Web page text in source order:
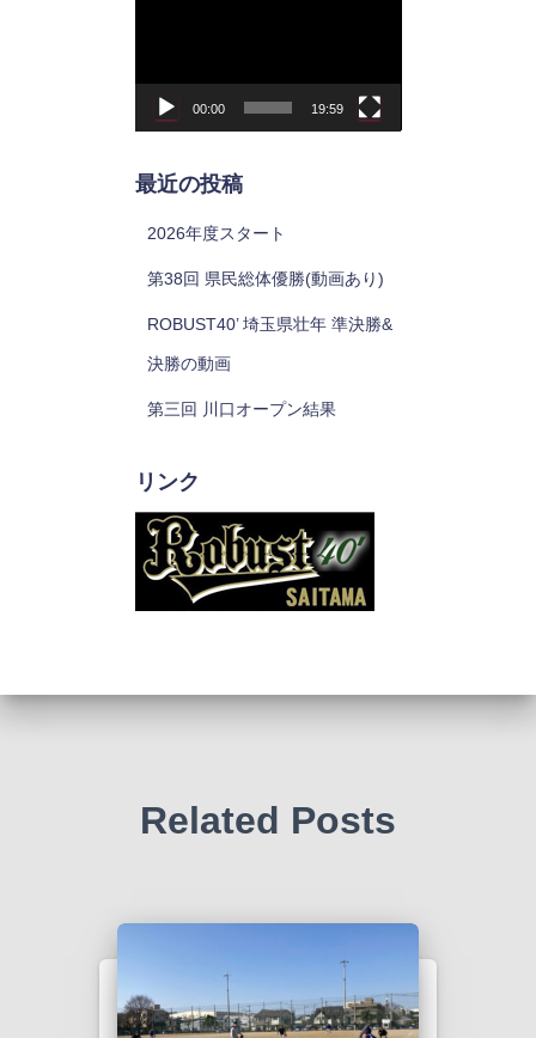
00:00 19:59
最近の投稿
2026年度スタート
第38回 県民総体優勝(動画あり)
ROBUST40’ 埼玉県壮年 準決勝&
決勝の動画
第三回 川口オープン結果
リンク
Related Posts